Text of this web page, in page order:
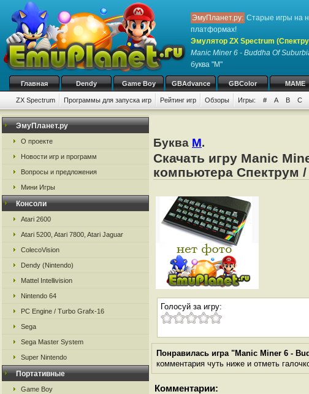
ЭмуПланет.ру: Старые игры на
платформах!
Эмулятор ZX Spectrum
Manic Miner 6 - Buddha Of
буква "M"
Главная Dendy Game Boy GBAdvance GBColor MAME
ZX Spectrum Программы для запуска игр Рейтинг игр Обзоры Игры: # A B C
ЭмуПланет.ру
О проекте
Новости игр и программ
Вопросы и предложения
Мини Игры
Консоли
Atari 2600
Atari 5200, Atari 7800, Atari Jaguar
ColecoVision
Dendy (Nintendo)
Mattel Intellivision
Nintendo 64
PC Engine / Turbo Grafx-16
Sega
Sega Master System
Super Nintendo
Портативные
Game Boy
Буква M.
Скачать игру Manic
компьютера Спектрум
Голосуй за игру:
Понравилась игра "Manic Miner 6 -
комментария чуть ниже и отметь
Комментарии: